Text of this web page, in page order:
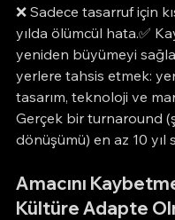
❌ Sadece tasarruf için
yılda ölümcül hata.✅
yeniden büyümeyi
yerlere tahsis etmek:
tasarım, teknoloji ve
Gerçek bir turnaround
dönüşümü) en az 10 yıl
Amacını
Kültüre Adapte